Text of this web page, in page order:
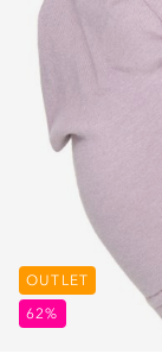
OUTLET
62%